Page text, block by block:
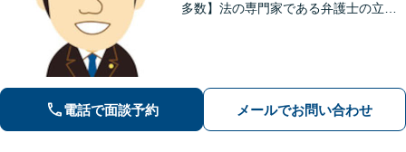
多数】法の専門家である弁護士の立場
電話で面談予約 メールでお問い合わせ